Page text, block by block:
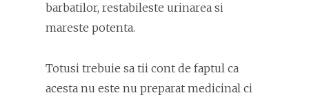
barbatilor, restabileste urinarea si
mareste potenta.
Totusi trebuie sa tii cont de faptul ca
acesta nu este nu preparat medicinal ci